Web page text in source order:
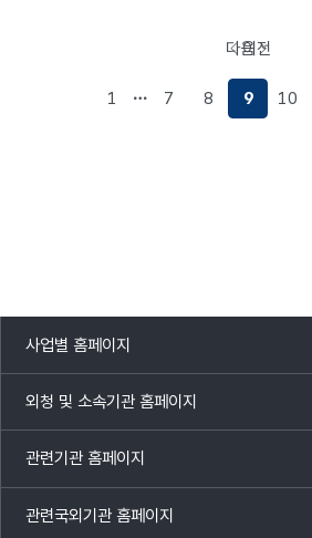
이전
페이지로
이동
1 7 8 9 10
다음페이지로
이동
사업별 홈페이지
목록
열기
외청 및 소속기관 홈페이지
목록
열기
관련기관 홈페이지
목록
열기
관련국외기관 홈페이지
목록